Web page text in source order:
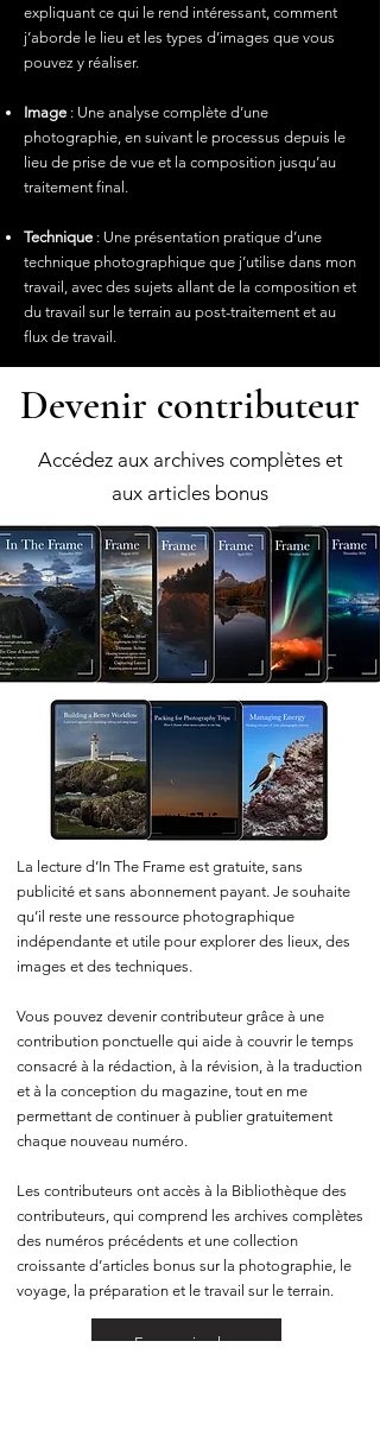
expliquant ce qui le rend intéressant, comment
j’aborde le lieu et les types d’images que vous
pouvez y réaliser.
Image : Une analyse complète d’une
photographie, en suivant le processus depuis le
lieu de prise de vue et la composition jusqu’au
traitement final.
Technique : Une présentation pratique d’une
technique photographique que j’utilise dans mon
travail, avec des sujets allant de la composition et
du travail sur le terrain au post-traitement et au
flux de travail.
Devenir contributeur
Accédez aux archives complètes et
aux articles bonus
La lecture d’In The Frame est gratuite, sans
publicité et sans abonnement payant. Je souhaite
qu’il reste une ressource photographique
indépendante et utile pour explorer des lieux, des
images et des techniques.
Vous pouvez devenir contributeur grâce à une
contribution ponctuelle qui aide à couvrir le temps
consacré à la rédaction, à la révision, à la traduction
et à la conception du magazine, tout en me
permettant de continuer à publier gratuitement
chaque nouveau numéro.
Les contributeurs ont accès à la Bibliothèque des
contributeurs, qui comprend les archives complètes
des numéros précédents et une collection
croissante d’articles bonus sur la photographie, le
voyage, la préparation et le travail sur le terrain.
En savoir plus